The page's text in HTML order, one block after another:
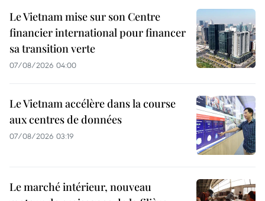
Le Vietnam mise sur son Centre
financier international pour financer
sa transition verte
07/08/2026 04:00
Le Vietnam accélère dans la course
aux centres de données
07/08/2026 03:19
Le marché intérieur, nouveau